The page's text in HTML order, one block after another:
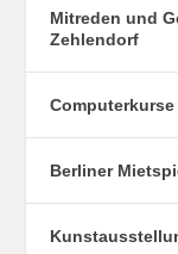
Mitreden und
Zehlendorf
Berliner